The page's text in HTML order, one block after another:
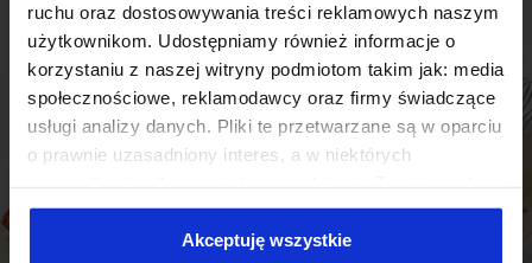
ruchu oraz dostosowywania treści reklamowych naszym
użytkownikom. Udostępniamy również informacje o
korzystaniu z naszej witryny podmiotom takim jak: media
społecznościowe, reklamodawcy oraz firmy świadczące
usługi analizy danych. Pliki te przetwarzane są w oparciu
o prawnie uzasadniony interes, a w niektórych
Niektóre z plików cookies dostarczane i przetwarzane są
przez naszych zewnętrznych partnerów, z których listą
Akceptuję wszystkie